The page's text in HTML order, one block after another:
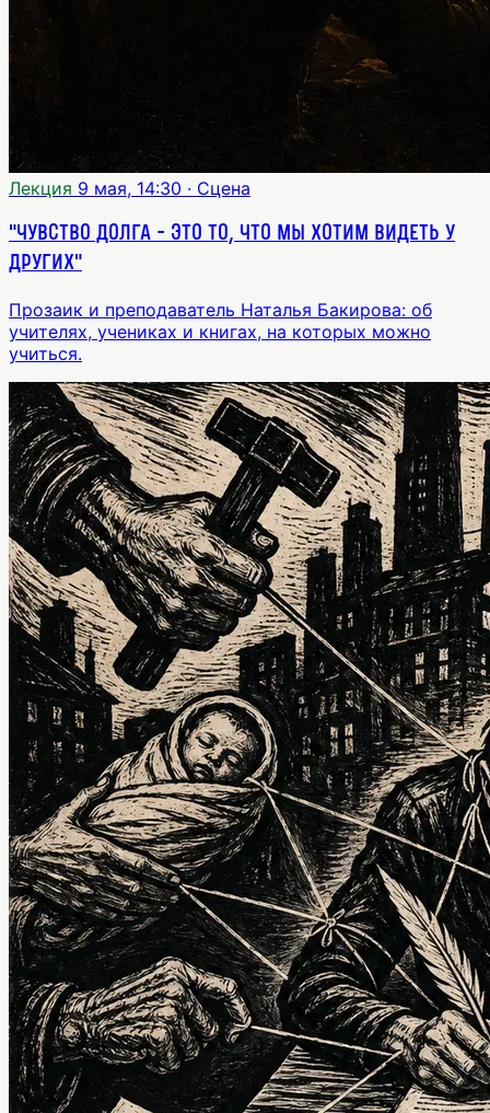
Лекция 9 мая, 14:30 · Сцена
"Чувство долга - это то, что мы хотим видеть у
других"
Прозаик и преподаватель Наталья Бакирова: об
учителях, учениках и книгах, на которых можно
учиться.